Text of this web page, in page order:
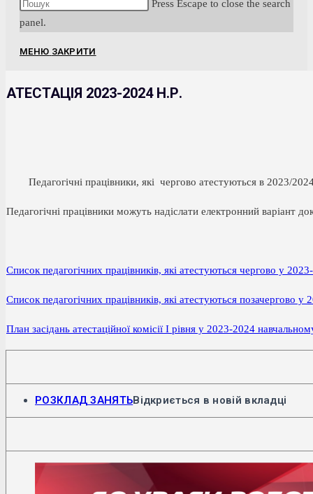
Press Escape to close the search
panel.
МЕНЮ ЗАКРИТИ
АТЕСТАЦІЯ 2023-2024 Н.Р.
Педагогічні працівники, які чергово атестуються в 2023/2024
Педагогічні працівники можуть надіслати електронний варіант
Список педагогічних працівників, які атестуються чергово у
Список педагогічних працівників, які атестуються позачергово
План засідань атестаційної комісії І рівня у 2023-2024
РОЗКЛАД ЗАНЯТЬВідкриється в новій вкладці